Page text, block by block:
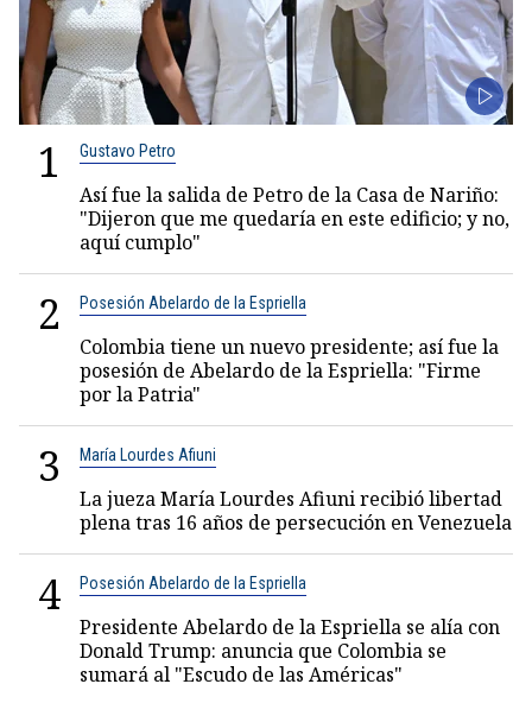
1 Gustavo Petro
Así fue la salida de Petro de la Casa de Nariño:
"Dijeron que me quedaría en este edificio; y no,
aquí cumplo"
2 Posesión Abelardo de la Espriella
Colombia tiene un nuevo presidente; así fue la
posesión de Abelardo de la Espriella: "Firme
por la Patria"
3 María Lourdes Afiuni
La jueza María Lourdes Afiuni recibió libertad
plena tras 16 años de persecución en Venezuela
4 Posesión Abelardo de la Espriella
Presidente Abelardo de la Espriella se alía con
Donald Trump: anuncia que Colombia se
sumará al "Escudo de las Américas"